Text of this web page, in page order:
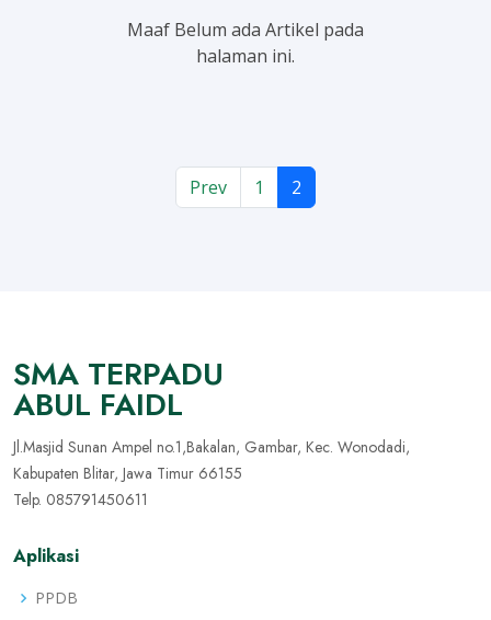
Maaf Belum ada Artikel pada
halaman ini.
Prev 1 2
SMA TERPADU
ABUL FAIDL
Jl.Masjid Sunan Ampel no.1,Bakalan, Gambar, Kec. Wonodadi,
Kabupaten Blitar, Jawa Timur 66155
Telp. 085791450611
Aplikasi
PPDB